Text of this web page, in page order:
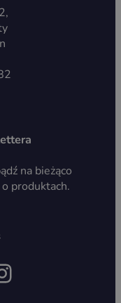
na bieżąco
produktach.